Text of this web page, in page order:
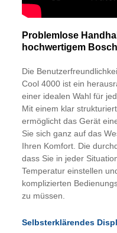
Problemlose
hochwertigem
Die
Cool 4000 ist ein
einer idealen Wahl für
Mit einem klar
ermöglicht das Gerät
Sie sich ganz auf das
Ihren Komfort. Die
dass Sie in jeder
Temperatur einstellen
komplizierten
zu müssen.
Selbsterklärendes